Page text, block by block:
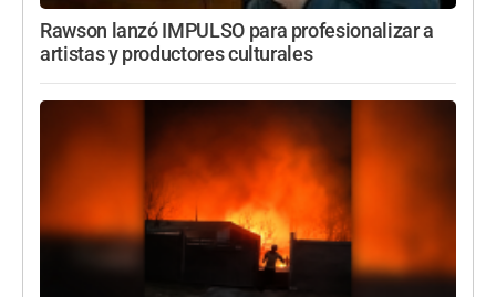
Rawson lanzó IMPULSO para profesionalizar a
artistas y productores culturales